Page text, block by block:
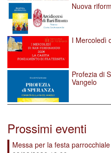
Nuova
I Mercoledì
Profezia di
Vangelo
Prossimi eventi
Messa per la festa parrocchiale